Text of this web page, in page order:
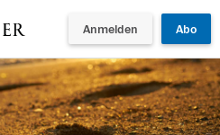
Anmelden Abo